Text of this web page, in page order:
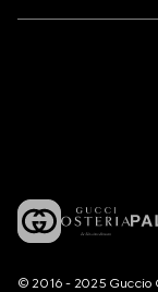
© 2016 - 2025 Guccio